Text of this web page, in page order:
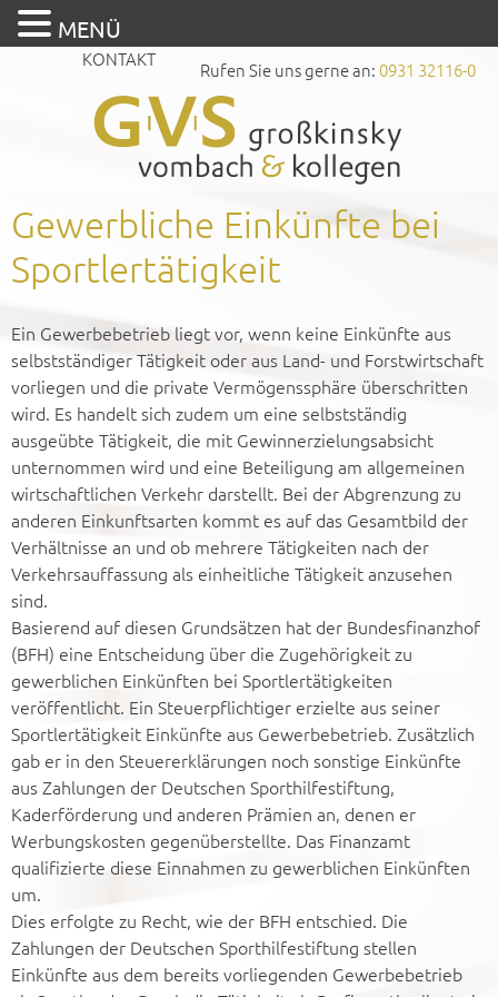
Rufen Sie uns gerne an: 0931 32116-0
KONTAKT
Gewerbliche Einkünfte bei
Sportlertätigkeit
Ein Gewerbebetrieb liegt vor, wenn keine Einkünfte aus
selbstständiger Tätigkeit oder aus Land- und Forstwirtschaft
vorliegen und die private Vermögenssphäre überschritten
wird. Es handelt sich zudem um eine selbstständig
ausgeübte Tätigkeit, die mit Gewinnerzielungsabsicht
unternommen wird und eine Beteiligung am allgemeinen
wirtschaftlichen Verkehr darstellt. Bei der Abgrenzung zu
anderen Einkunftsarten kommt es auf das Gesamtbild der
Verhältnisse an und ob mehrere Tätigkeiten nach der
Verkehrsauffassung als einheitliche Tätigkeit anzusehen
sind.
Basierend auf diesen Grundsätzen hat der Bundesfinanzhof
(BFH) eine Entscheidung über die Zugehörigkeit zu
gewerblichen Einkünften bei Sportlertätigkeiten
veröffentlicht. Ein Steuerpflichtiger erzielte aus seiner
Sportlertätigkeit Einkünfte aus Gewerbebetrieb. Zusätzlich
gab er in den Steuererklärungen noch sonstige Einkünfte
aus Zahlungen der Deutschen Sporthilfestiftung,
Kaderförderung und anderen Prämien an, denen er
Werbungskosten gegenüberstellte. Das Finanzamt
qualifizierte diese Einnahmen zu gewerblichen Einkünften
um.
Dies erfolgte zu Recht, wie der BFH entschied. Die
Zahlungen der Deutschen Sporthilfestiftung stellen
Einkünfte aus dem bereits vorliegenden Gewerbebetrieb
MENÜ